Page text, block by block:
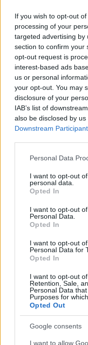
If you wish to opt-out
processing of your
targeted advertising by
section to confirm your
opt-out request is
interest-based ads
us or personal
your opt-out. You may
disclosure of your
IAB’s list of
also be disclosed by
Downstream
Please note that this
not limited to your visit
grant or deny consent
use your data for
consent section.
Personal Data
I want to opt-out
personal data.
Opted In
I want to opt-out
Personal Data.
Opted In
I want to opt-out
Personal Data for
Opted In
I want to opt-out
Retention, Sale,
Personal Data
Purposes for
Opted Out
Google consents
I want to allow
AUTORE
Continua a
ESG NEWS